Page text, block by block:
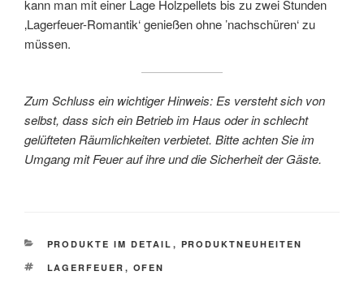
kann man mit einer Lage Holzpellets bis zu zwei Stunden
‚Lagerfeuer-Romantik‘ genießen ohne ’nachschüren‘ zu
müssen.
Zum Schluss ein wichtiger Hinweis: Es versteht sich von
selbst, dass sich ein Betrieb im Haus oder in schlecht
gelüfteten Räumlichkeiten verbietet. Bitte achten Sie im
Umgang mit Feuer auf ihre und die Sicherheit der Gäste.
KATEGORIEN
PRODUKTE IM DETAIL , PRODUKTNEUHEITEN
SCHLAGWÖRTER
LAGERFEUER , OFEN